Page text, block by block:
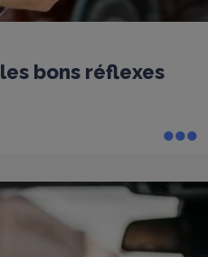
bons réflexes